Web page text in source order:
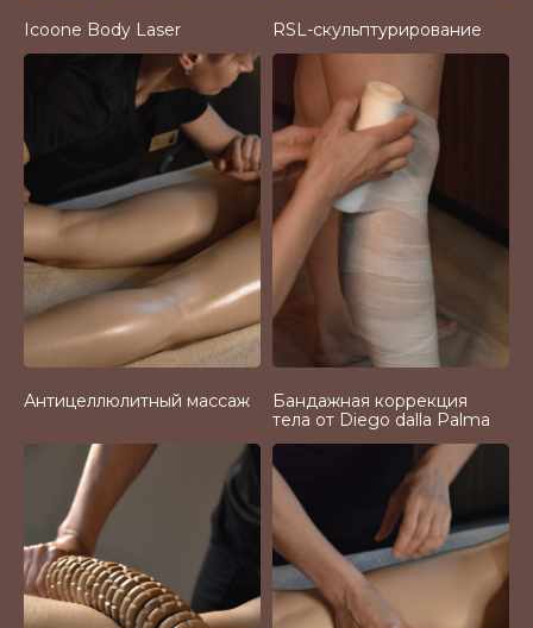
Icoone Body Laser RSL-скульптурирование
Антицеллюлитный массаж
Бандажная коррекция
тела от Diego dalla Palma